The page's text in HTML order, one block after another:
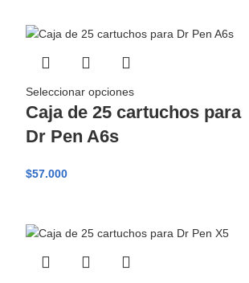
Seleccionar opciones
Caja de 25 cartuchos para
Dr Pen A6s
$57.000